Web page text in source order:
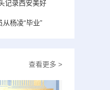
记录西安美好
杨凌“毕业”
查看更多 >